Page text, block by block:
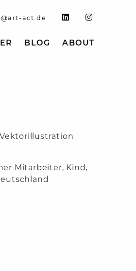
act.de
BLOG ABOUT
Mitarbeiter, Kind,